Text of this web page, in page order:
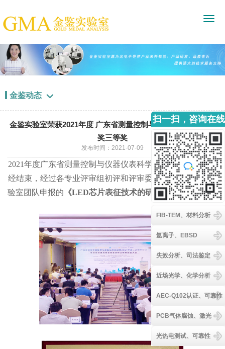
金鉴动态 
金鉴实验室荣获2021年度 广东省测量控制与仪器仪表科学技术
奖三等奖
发布时间：2021-07-09
2021年度广东省测量控制与仪器仪表科学技术奖评审工作已
经结束，经过各专业评审组初评和评审委员会终评，金鉴实
验室团队申报的 《LED芯片表征技术的研发》荣获三等奖。
扫一扫，咨询在线
客服
FIB-TEM、材料分析
氩离子、EBSD
失效分析、司法鉴定
近场光学、化学分析
AEC-Q102认证、可靠性
PCB气体腐蚀、激光
光热电测试、可靠性